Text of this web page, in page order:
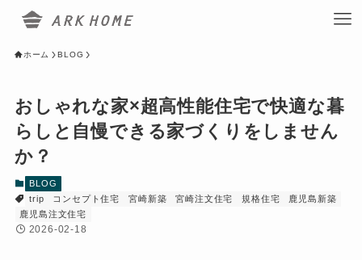
ホーム BLOG
おしゃれな家×超高性能住宅で快適な暮
らしと自慢できる家づくりをしません
か？
BLOG
trip
コンセプト住宅 宮崎新築 宮崎注文住宅 規格住宅
鹿児島新築
鹿児島注文住宅
2026-02-18